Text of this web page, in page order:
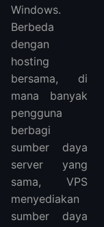
Windows.
Berbeda
dengan
hosting
bersama, di
mana banyak
pengguna
berbagi
sumber daya
server yang
sama, VPS
menyediakan
sumber daya